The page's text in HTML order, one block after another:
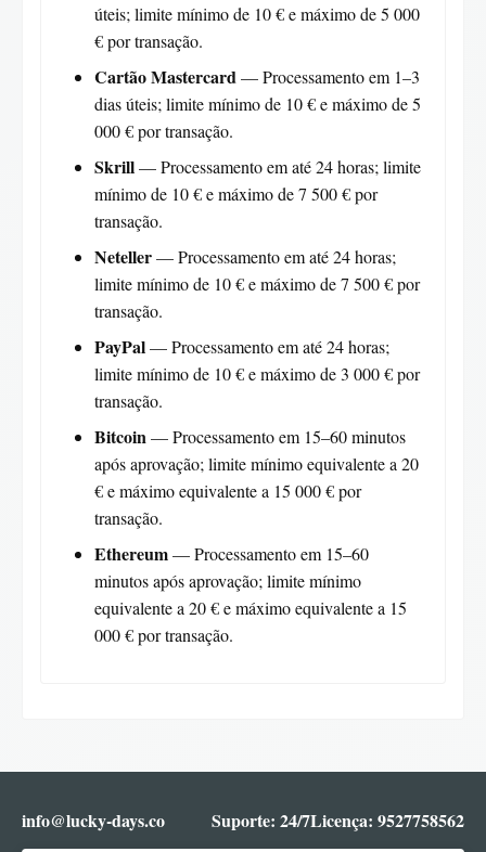
úteis; limite mínimo de 10 € e máximo de 5 000
€ por transação.
Cartão Mastercard — Processamento em 1–3
dias úteis; limite mínimo de 10 € e máximo de 5
000 € por transação.
Skrill— Processamento em até 24 horas; limite
mínimo de 10 € e máximo de 7 500 € por
transação.
Neteller— Processamento em até 24 horas;
limite mínimo de 10 € e máximo de 7 500 € por
transação.
PayPal— Processamento em até 24 horas;
limite mínimo de 10 € e máximo de 3 000 € por
transação.
Bitcoin — Processamento em 15–60 minutos
após aprovação; limite mínimo equivalente a 20
€ e máximo equivalente a 15 000 € por
transação.
Ethereum— Processamento em 15–60
minutos após aprovação; limite mínimo
equivalente a 20 € e máximo equivalente a 15
000 € por transação.
info@lucky-days.co Suporte: 24/7Licença: 9527758562